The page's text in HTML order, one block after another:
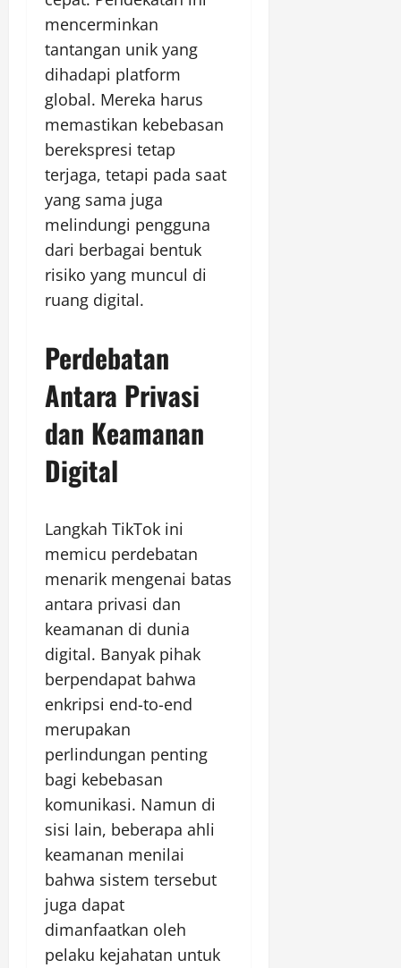
mencerminkan
tantangan unik yang
dihadapi platform
global. Mereka harus
memastikan kebebasan
berekspresi tetap
terjaga, tetapi pada saat
yang sama juga
melindungi pengguna
dari berbagai bentuk
risiko yang muncul di
ruang digital.
Perdebatan
Antara Privasi
dan Keamanan
Digital
Langkah TikTok ini
memicu perdebatan
menarik mengenai batas
antara privasi dan
keamanan di dunia
digital. Banyak pihak
berpendapat bahwa
enkripsi end-to-end
merupakan
perlindungan penting
bagi kebebasan
komunikasi. Namun di
sisi lain, beberapa ahli
keamanan menilai
bahwa sistem tersebut
juga dapat
dimanfaatkan oleh
pelaku kejahatan untuk